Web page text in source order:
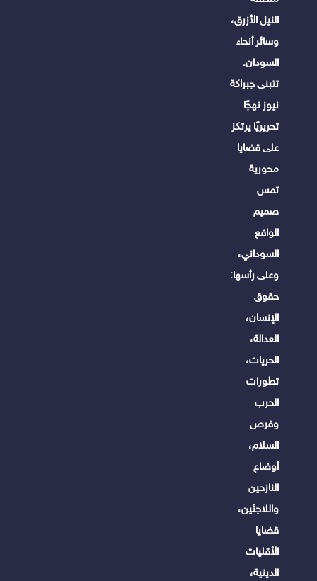
النيل الأزرق،
وسائر أنحاء
السودان.
تتبنى جبراكة
نيوز نهجًا
تحريريًا يرتكز
على قضايا
محورية
تمس
صميم
الواقع
السوداني،
وعلى رأسها:
حقوق
الإنسان،
العدالة،
الحريات،
تطورات
الحرب
وفرص
السلام،
أوضاع
النازحين
واللاجئين،
قضايا
الأقليات
الدينية،